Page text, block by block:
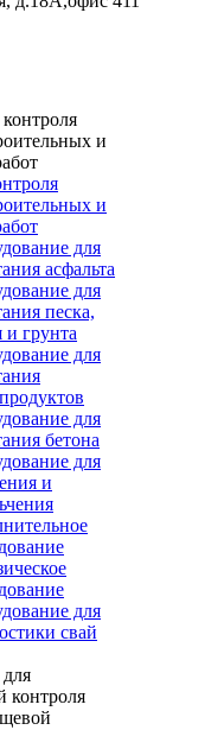
и
для
асфальта
для
песка,
грунта
для
для
бетона
для
и
для
свай